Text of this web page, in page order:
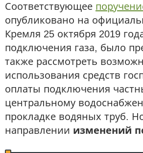
Соответствующее
опубликовано на
Кремля 25 октября 2019
подключения газа, было
также рассмотреть
использования средств
оплаты подключения
центральному
прокладке водяных труб.
направлении изменений